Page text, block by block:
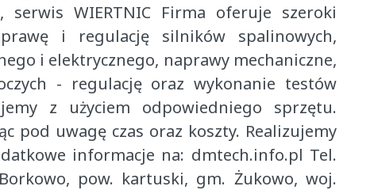
WIERTNIC Firma oferuje szeroki
i regulację silników spalinowych,
i elektrycznego, naprawy mechaniczne,
- regulację oraz wykonanie testów
z użyciem odpowiedniego sprzętu.
pod uwagę czas oraz koszty. Realizujemy
informacje na: dmtech.info.pl Tel.
pow. kartuski, gm. Żukowo, woj.